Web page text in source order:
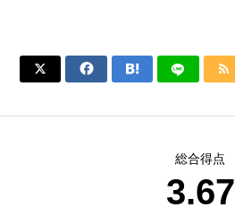
   
総合得点
3.67